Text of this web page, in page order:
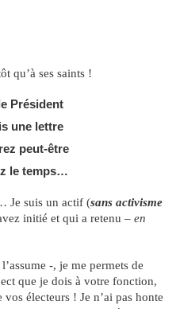
qu’à ses saints !
Président
une lettre
peut-être
le temps…
Je suis un actif (sans activisme
initié et qui a retenu – en
-, je me permets de
que je dois à votre fonction,
électeurs ! Je n’ai pas honte